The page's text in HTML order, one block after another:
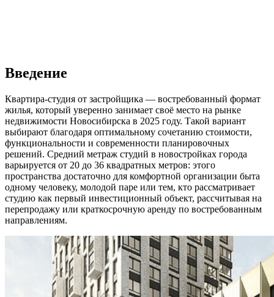
Введение
Квартира-студия от застройщика — востребованный формат
жилья, который уверенно занимает своё место на рынке
недвижимости Новосибирска в 2025 году. Такой вариант
выбирают благодаря оптимальному сочетанию стоимости,
функциональности и современности планировочных
решений. Средний метраж студий в новостройках города
варьируется от 20 до 36 квадратных метров: этого
пространства достаточно для комфортной организации быта
одному человеку, молодой паре или тем, кто рассматривает
студию как первый инвестиционный объект, рассчитывая на
перепродажу или краткосрочную аренду по востребованным
направлениям.